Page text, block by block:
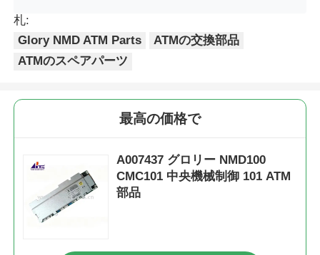
POS端末
コインリサイクル機
札:
Glory NMD ATM Parts
ATMの交換部品
ATMのスペアパーツ
最高の価格で
A007437 グロリー NMD100
CMC101 中央機械制御 101 ATM
部品